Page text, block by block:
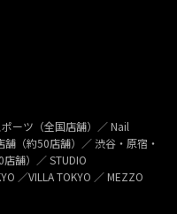
ーツ（全国店舗）／ Nail
（約50店舗）／ 渋谷・原宿・
舗）／ STUDIO
／VILLA TOKYO ／ MEZZO